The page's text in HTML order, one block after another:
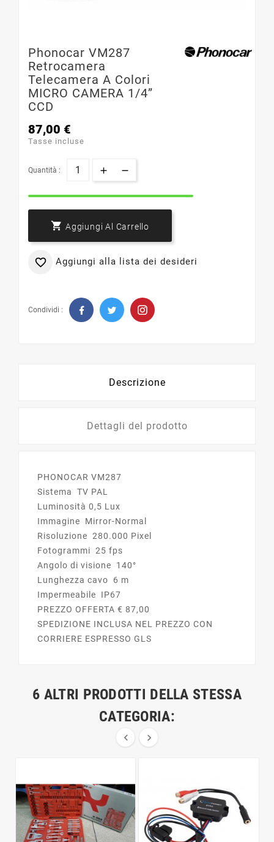
Phonocar VM287
Retrocamera
Telecamera A Colori
MICRO CAMERA 1/4”
CCD
87,00 €
Tasse incluse
Quantità :
 Aggiungi Al Carrello
 Aggiungi alla lista dei desideri
Condividi :
Descrizione
Dettagli del prodotto
PHONOCAR VM287
Sistema TV PAL
Luminosità 0,5 Lux
Immagine Mirror-Normal
Risoluzione 280.000 Pixel
Fotogrammi 25 fps
Angolo di visione 140°
Lunghezza cavo 6 m
Impermeabile IP67
PREZZO OFFERTA € 87,00
SPEDIZIONE INCLUSA NEL PREZZO CON
CORRIERE ESPRESSO GLS
6 ALTRI PRODOTTI DELLA STESSA
CATEGORIA:
 